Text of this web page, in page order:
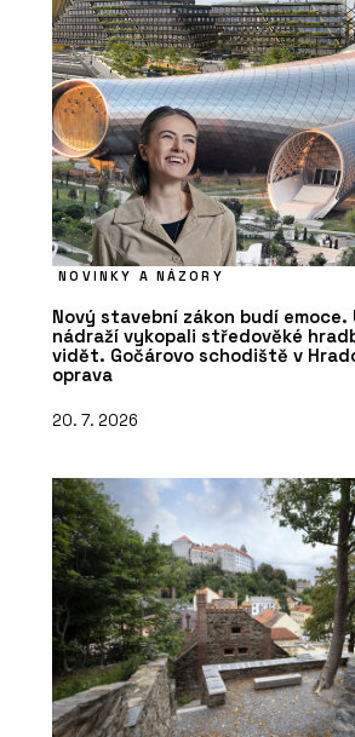
NOVINKY A NÁZORY
Nový stavební zákon budí emoce.
nádraží vykopali středověké
vidět. Gočárovo schodiště v
oprava
20. 7. 2026